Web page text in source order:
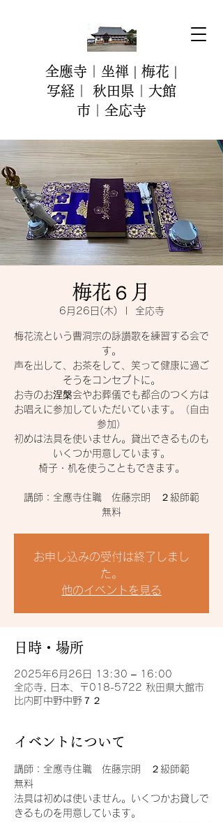
全應寺｜坐禅 | 梅花 |
写経｜ 秋田県｜大館
市｜全応寺
梅花６月
6月26日(木) 全応寺
梅花流という曹洞宗の詠讃歌を練習する会で
す。
声を出して、お茶をして、笑って健康に過ご
そうをコンセプトに。
お寺のお涅槃会やお葬儀でも都合のつく方は
お唱えに参加していただいています。（自由
参加）
初めは法具を使いません。貸出できるものも
いくつか用意しています。
椅子・机を使うこともできます。
講師：全應寺住職 佐藤宗明 ２級師範
無料
お申し込みの受付は終了しまし
た。
他のイベントを見る
日時・場所
2025年6月26日 13:30 – 16:00
全応寺, 日本、〒018-5722 秋田県大館市
比内町中野中野７２
イベントについて
講師：全應寺住職　佐藤宗明　２級師範
無料
法具は初めは使いません。いくつかお貸しで
きるものを用意しています。